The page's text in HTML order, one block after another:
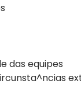
das equipes